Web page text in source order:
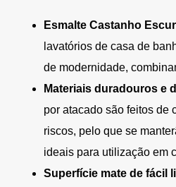
Esmalte Castanho
lavatórios de casa de
de modernidade,
Materiais duradouros e
por atacado são feitos de
riscos, pelo que se
ideais para utilização em
Superfície mate de fácil